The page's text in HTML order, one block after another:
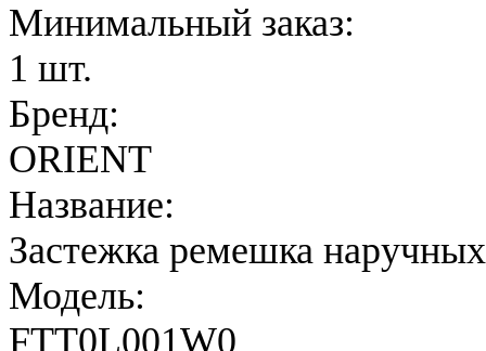
Минимальный заказ:
1 шт.
Бренд:
ORIENT
Название:
Застежка ремешка
Модель:
FTT0L001W0